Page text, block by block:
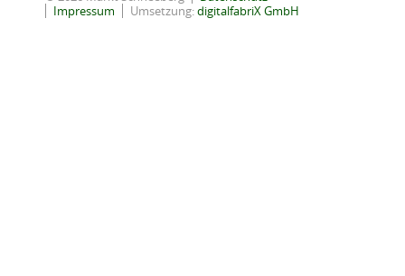
Impressum
Umsetzung:digitalfabriX GmbH